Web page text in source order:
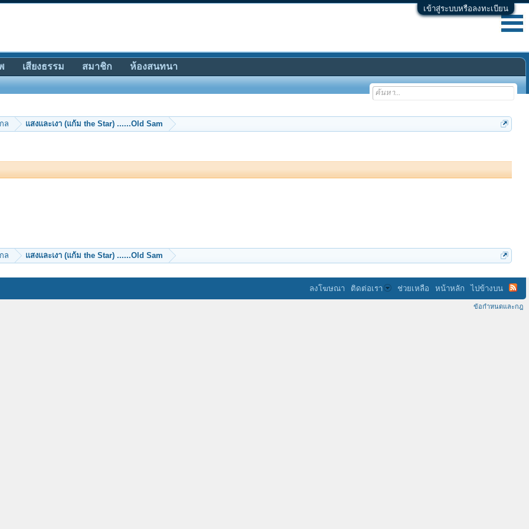
เข้าสู่ระบบหรือลงทะเบียน
ล แสงและเงา (แก้ม the Star) ......Old Sam
ล แสงและเงา (แก้ม the Star) ......Old Sam
เสียงธรรม สมาชิก ห้องสนทนา
ลงโฆษณา ติดต่อเรา ช่วยเหลือ หน้าหลัก ไปข้างบน
ข้อกำหนดและกฎ